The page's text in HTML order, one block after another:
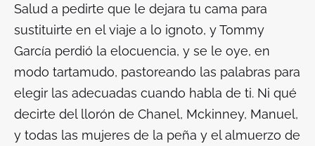
Salud a pedirte que le dejara tu cama para
sustituirte en el viaje a lo ignoto, y Tommy
García perdió la elocuencia, y se le oye, en
modo tartamudo, pastoreando las palabras para
elegir las adecuadas cuando habla de ti. Ni qué
decirte del llorón de Chanel, Mckinney, Manuel,
y todas las mujeres de la peña y el almuerzo de